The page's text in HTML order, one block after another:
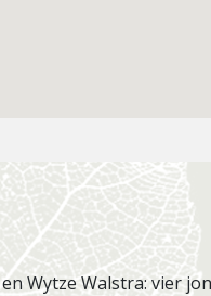
Wytze Walstra: vier